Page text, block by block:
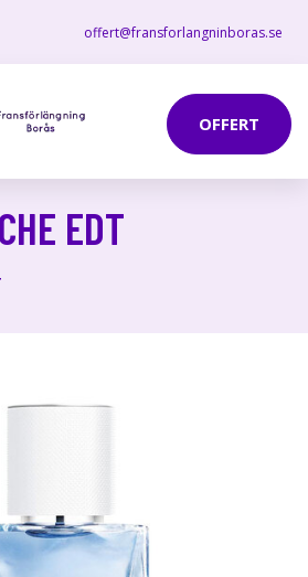
offert@fransforlangninboras.se
OFFERT
EDT